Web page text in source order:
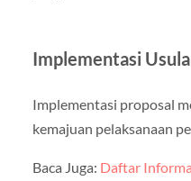
Implementasi
Implementasi proposal
kemajuan pelaksanaan
Baca Juga: Daftar